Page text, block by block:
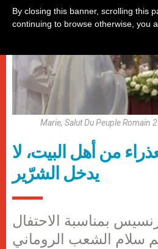
Marie, Salut Du Peuple
من أهل البيت، لا
يدخل الشرّير
بمناسبة الاحتفال
سلام الشعب الروماني
By closing this banner, scrolling this
continuing to browse otherwise, you